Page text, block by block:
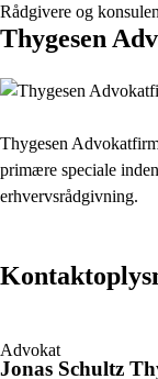
Rådgivere og
Thygesen
Thygesen
primære speciale
erhvervsrådgivning.
Advokat
Jonas Schultz